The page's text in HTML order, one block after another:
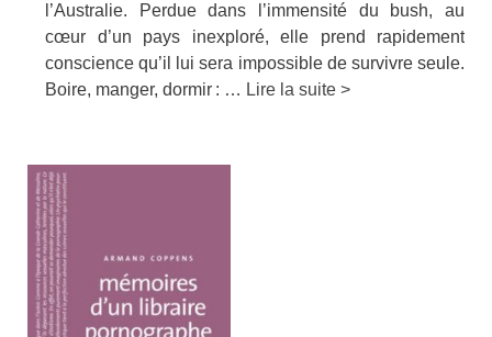
l’Australie. Perdue dans l’immensité du bush, au
cœur d’un pays inexploré, elle prend rapidement
conscience qu’il lui sera impossible de survivre seule.
Boire, manger, dormir : … Lire la suite >